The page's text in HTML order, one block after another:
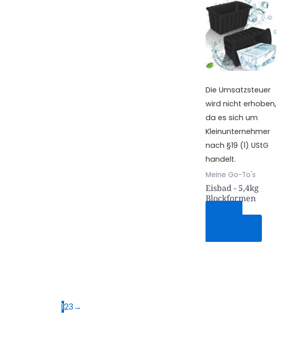
Die Umsatzsteuer
wird nicht erhoben,
da es sich um
Kleinunternehmer
nach §19 (1) UStG
handelt.
Meine Go-To's
Eisbad - 5,4kg
Blockformen
123→